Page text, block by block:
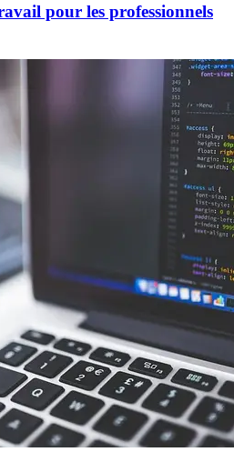
pour les professionnels